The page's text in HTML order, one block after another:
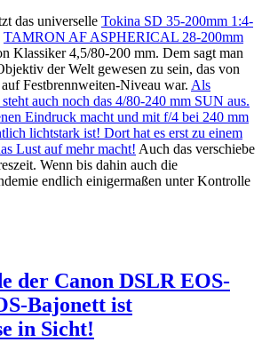
das universelle Tokina SD 35-200mm 1:4-
TAMRON AF ASPHERICAL 28-200mm
Klassiker 4,5/80-200 mm. Dem sagt man
der Welt gewesen zu sein, das von
Festbrennweiten-Niveau war. Als
auch noch das 4/80-240 mm SUN aus.
Eindruck macht und mit f/4 bei 240 mm
lichtstark ist! Dort hat es erst zu einem
Lust auf mehr macht! Auch das verschiebe
Wenn bis dahin auch die
endlich einigermaßen unter Kontrolle
der Canon DSLR EOS-
Bajonett ist
in Sicht!